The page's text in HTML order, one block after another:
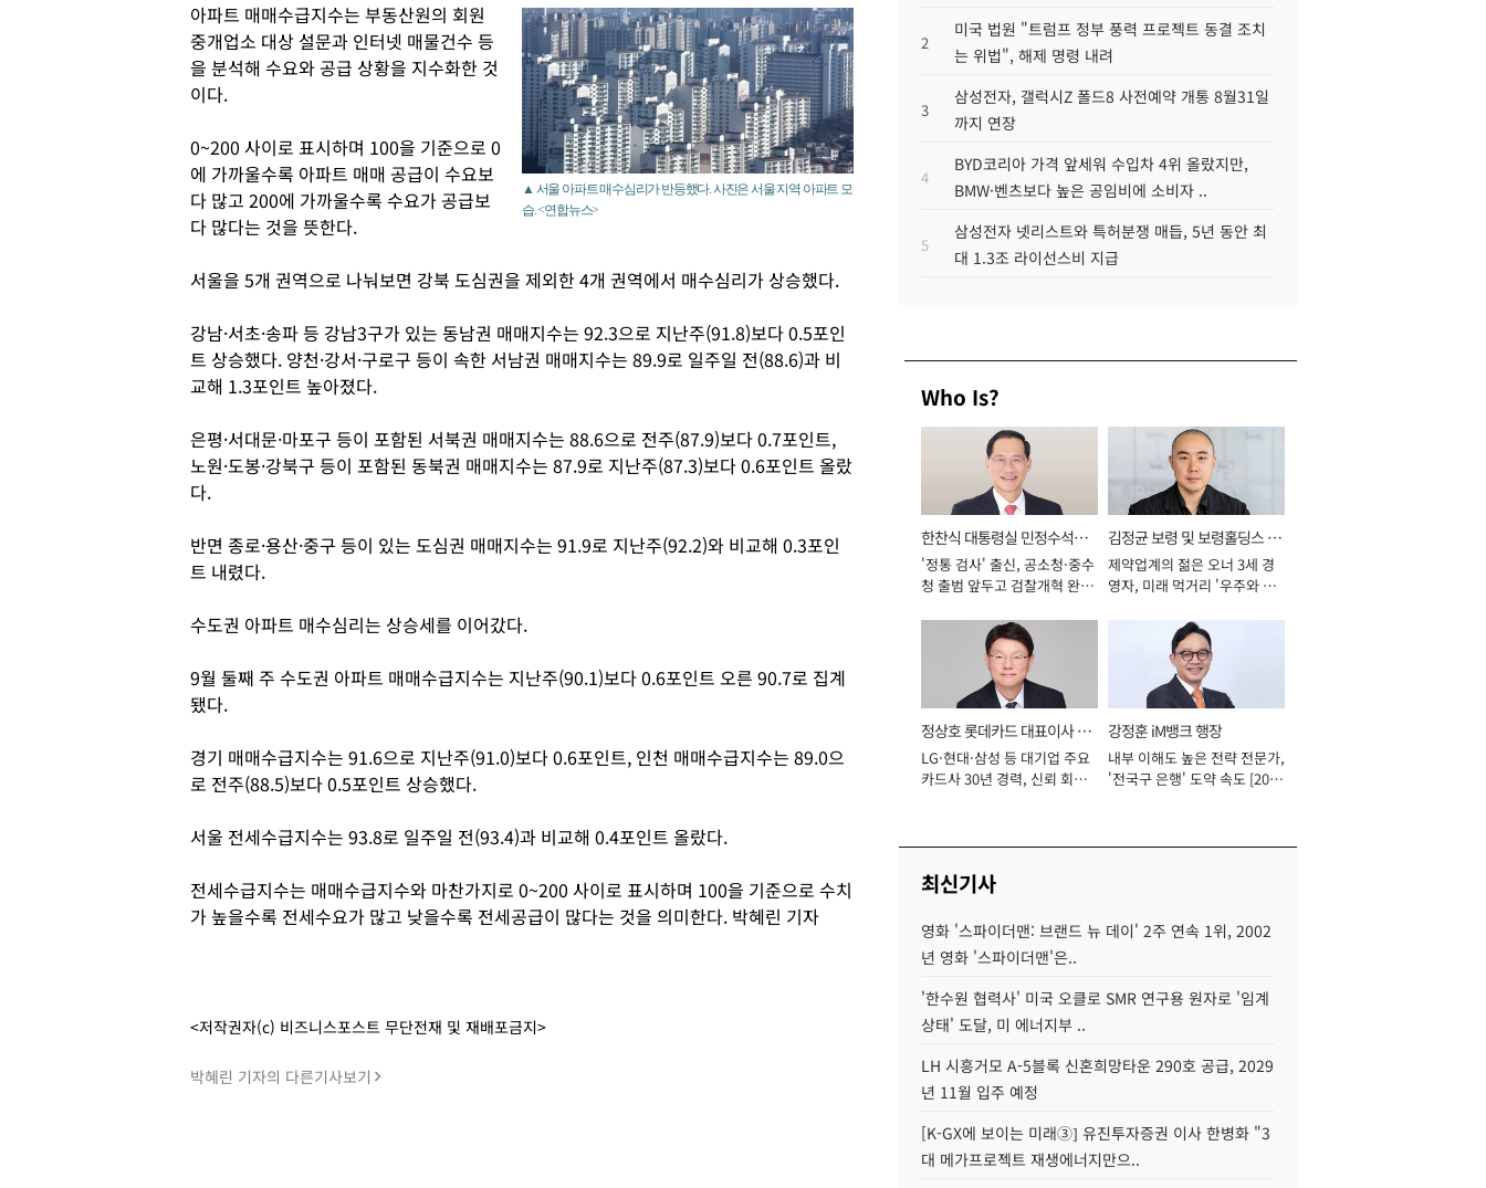
▲ 서울 아파트 매수심리가 반등했다. 사진은 서울 지역 아파트 모
습. <연합뉴스>
아파트 매매수급지수는 부동산원의 회원
중개업소 대상 설문과 인터넷 매물건수 등
을 분석해 수요와 공급 상황을 지수화한 것
이다.
0~200 사이로 표시하며 100을 기준으로 0
에 가까울수록 아파트 매매 공급이 수요보
다 많고 200에 가까울수록 수요가 공급보
다 많다는 것을 뜻한다.
서울을 5개 권역으로 나눠보면 강북 도심권을 제외한 4개 권역에서 매수심리가 상승했다.
강남·서초·송파 등 강남3구가 있는 동남권 매매지수는 92.3으로 지난주(91.8)보다 0.5포인
트 상승했다. 양천·강서·구로구 등이 속한 서남권 매매지수는 89.9로 일주일 전(88.6)과 비
교해 1.3포인트 높아졌다.
은평·서대문·마포구 등이 포함된 서북권 매매지수는 88.6으로 전주(87.9)보다 0.7포인트,
노원·도봉·강북구 등이 포함된 동북권 매매지수는 87.9로 지난주(87.3)보다 0.6포인트 올랐
다.
반면 종로·용산·중구 등이 있는 도심권 매매지수는 91.9로 지난주(92.2)와 비교해 0.3포인
트 내렸다.
수도권 아파트 매수심리는 상승세를 이어갔다.
9월 둘째 주 수도권 아파트 매매수급지수는 지난주(90.1)보다 0.6포인트 오른 90.7로 집계
됐다.
경기 매매수급지수는 91.6으로 지난주(91.0)보다 0.6포인트, 인천 매매수급지수는 89.0으
로 전주(88.5)보다 0.5포인트 상승했다.
서울 전세수급지수는 93.8로 일주일 전(93.4)과 비교해 0.4포인트 올랐다.
전세수급지수는 매매수급지수와 마찬가지로 0~200 사이로 표시하며 100을 기준으로 수치
가 높을수록 전세수요가 많고 낮을수록 전세공급이 많다는 것을 의미한다. 박혜린 기자
<저작권자(c) 비즈니스포스트 무단전재 및 재배포금지>
박혜린 기자의 다른기사보기
2
미국 법원 "트럼프 정부 풍력 프로젝트 동결 조치
는 위법", 해제 명령 내려
3
삼성전자, 갤럭시Z 폴드8 사전예약 개통 8월31일
까지 연장
4
BYD코리아 가격 앞세워 수입차 4위 올랐지만,
BMW·벤츠보다 높은 공임비에 소비자 ..
5
삼성전자 넷리스트와 특허분쟁 매듭, 5년 동안 최
대 1.3조 라이선스비 지급
Who Is?
한찬식 대통령실 민정수석비
서관
'정통 검사' 출신, 공소청·중수
청 출범 앞두고 검찰개혁 완수
김정균 보령 및 보령홀딩스 대
표이사 사장
제약업계의 젊은 오너 3세 경
영자, 미래 먹거리 '우주와 헬
정상호 롯데카드 대표이사 사
장
LG·현대·삼성 등 대기업 주요
카드사 30년 경력, 신뢰 회복
강정훈 iM뱅크 행장
내부 이해도 높은 전략 전문가,
'전국구 은행' 도약 속도 [2026
최신기사
영화 '스파이더맨: 브랜드 뉴 데이' 2주 연속 1위, 2002
년 영화 '스파이더맨'은..
'한수원 협력사' 미국 오클로 SMR 연구용 원자로 '임계
상태' 도달, 미 에너지부 ..
LH 시흥거모 A-5블록 신혼희망타운 290호 공급, 2029
년 11월 입주 예정
[K-GX에 보이는 미래③] 유진투자증권 이사 한병화 "3
대 메가프로젝트 재생에너지만으..